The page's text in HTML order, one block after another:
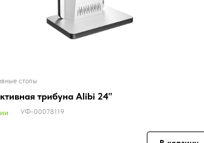
столы
трибуна Alibi 24"
УФ-00078119